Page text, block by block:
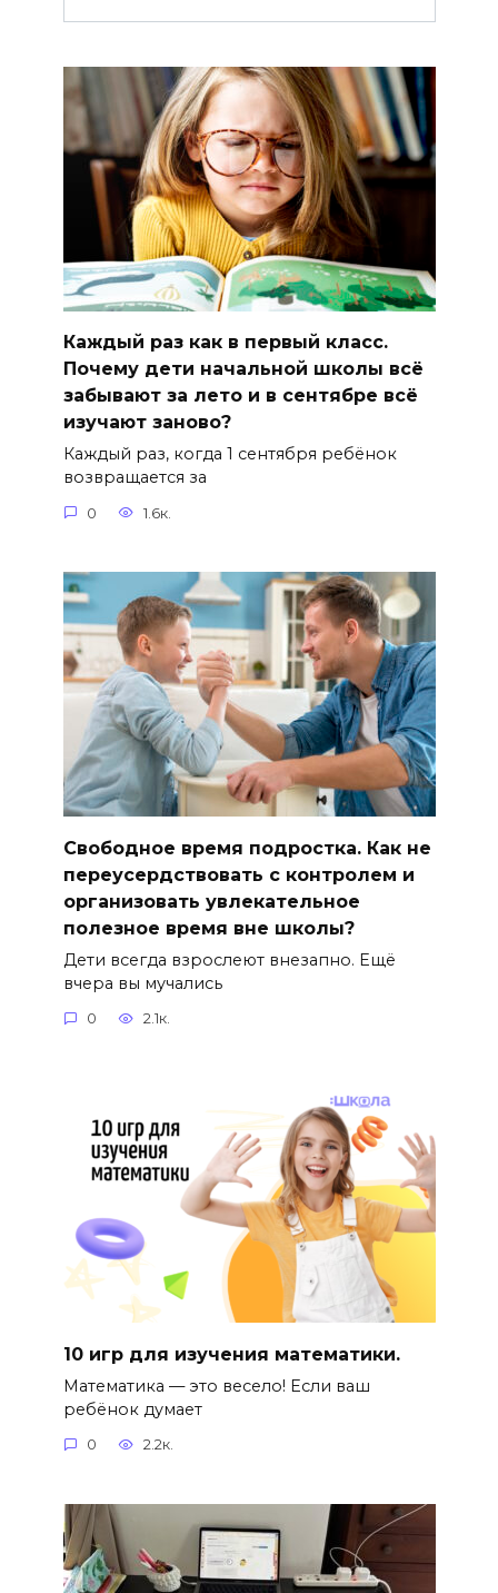
Каждый раз как в первый класс.
Почему дети начальной школы всё
забывают за лето и в сентябре всё
изучают заново?
Каждый раз, когда 1 сентября ребёнок
возвращается за
0 1.6к.
Свободное время подростка. Как не
переусердствовать с контролем и
организовать увлекательное
полезное время вне школы?
Дети всегда взрослеют внезапно. Ещё
вчера вы мучались
0 2.1к.
10 игр для изучения математики.
Математика — это весело! Если ваш
ребёнок думает
0 2.2к.